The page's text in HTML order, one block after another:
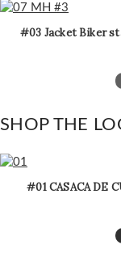
#03 Jacket Biker
SHOP THE
#01 CASACA DE